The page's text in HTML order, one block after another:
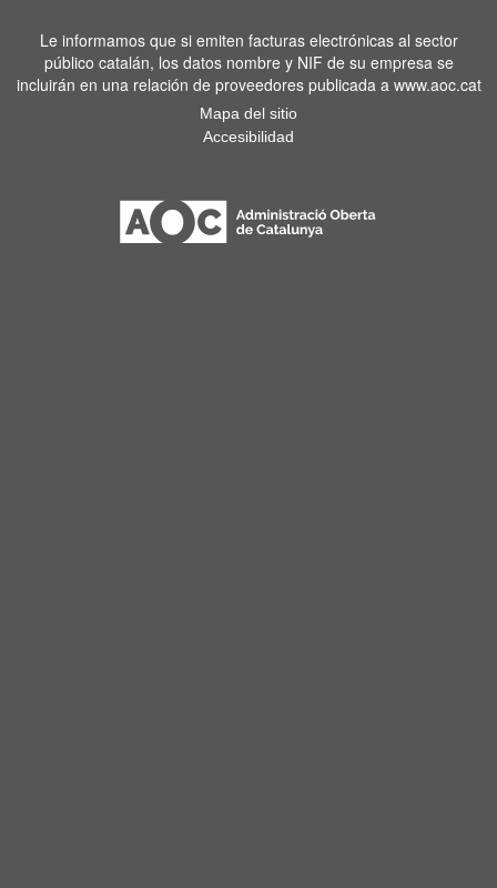
Le informamos que si emiten facturas electrónicas al sector
público catalán, los datos nombre y NIF de su empresa se
incluirán en una relación de proveedores publicada a www.aoc.cat
Mapa del sitio
Accesibilidad